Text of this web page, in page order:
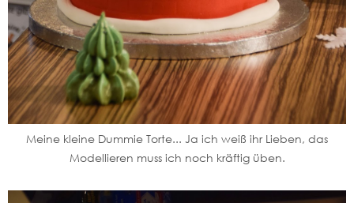
Meine kleine Dummie Torte... Ja ich weiß ihr Lieben, das
Modellieren muss ich noch kräftig üben.